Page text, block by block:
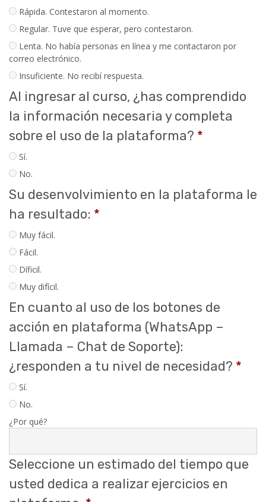
Rápida. Contestaron al momento.
Regular. Tuve que esperar, pero contestaron.
Lenta. No había personas en línea y me contactaron por
correo electrónico.
Insuficiente. No recibí respuesta.
Al ingresar al curso, ¿has comprendido
la información necesaria y completa
sobre el uso de la plataforma? *
Sí.
No.
Su desenvolvimiento en la plataforma le
ha resultado: *
Muy fácil.
Fácil.
Díficil.
Muy difícil.
En cuanto al uso de los botones de
acción en plataforma (WhatsApp –
Llamada – Chat de Soporte):
¿responden a tu nivel de necesidad? *
Sí.
No.
¿Por qué?
Seleccione un estimado del tiempo que
usted dedica a realizar ejercicios en